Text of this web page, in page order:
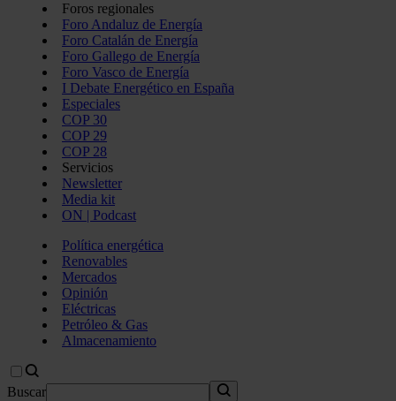
Foros regionales
Foro Andaluz de Energía
Foro Catalán de Energía
Foro Gallego de Energía
Foro Vasco de Energía
I Debate Energético en España
Especiales
COP 30
COP 29
COP 28
Servicios
Newsletter
Media kit
ON | Podcast
Política energética
Renovables
Mercados
Opinión
Eléctricas
Petróleo & Gas
Almacenamiento
Buscar